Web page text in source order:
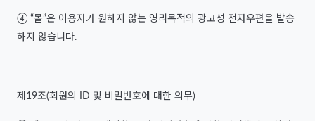
④ “몰”은 이용자가 원하지 않는 영리목적의 광고성 전자우편을 발송
하지 않습니다.
제19조(회원의 ID 및 비밀번호에 대한 의무)